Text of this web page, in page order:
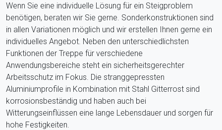
Wenn Sie eine individuelle Lösung für ein Steigproblem
benötigen, beraten wir Sie gerne. Sonderkonstruktionen sind
in allen Variationen möglich und wir erstellen Ihnen gerne ein
individuelles Angebot. Neben den unterschiedlichsten
Funktionen der Treppe für verschiedene
Anwendungsbereiche steht ein sicherheitsgerechter
Arbeitsschutz im Fokus. Die stranggepressten
Aluminiumprofile in Kombination mit Stahl Gitterrost sind
korrosionsbeständig und haben auch bei
Witterungseinflüssen eine lange Lebensdauer und sorgen für
hohe Festigkeiten.